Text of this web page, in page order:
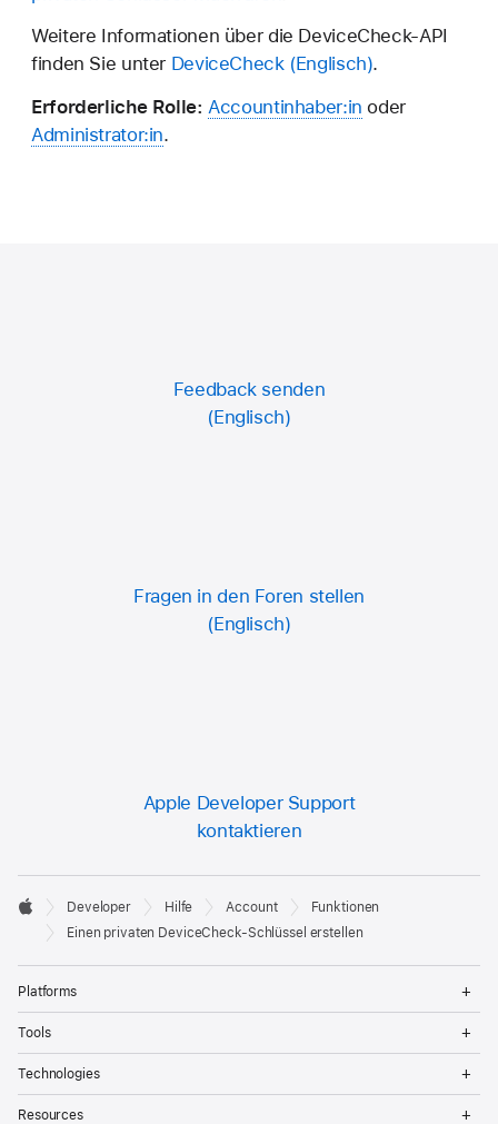
Weitere Informationen über die DeviceCheck-API
finden Sie unter DeviceCheck
.
Erforderliche Rolle: Accountinhaber:in oder
Administrator:in.
Feedback senden
Fragen in den Foren stellen
Apple Developer Support
kontaktieren
Developer
Footer

Apple
Developer Hilfe Account
Funktionen
Einen privaten DeviceCheck-Schlüssel erstellen
Platforms
Tools
Technologies
Resources